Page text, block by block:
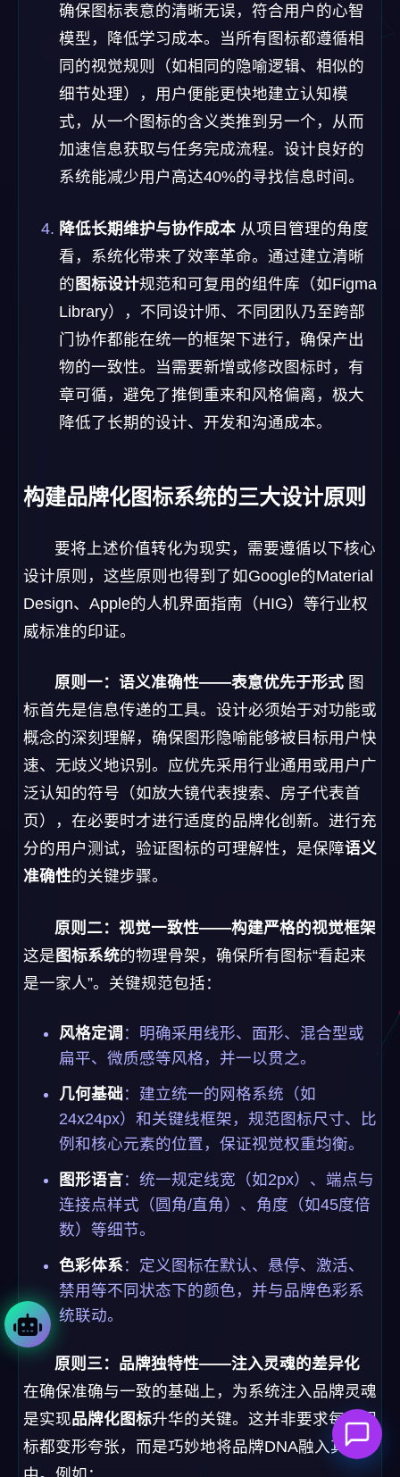
确保图标表意的清晰无误，符合用户的心智
模型，降低学习成本。当所有图标都遵循相
同的视觉规则（如相同的隐喻逻辑、相似的
细节处理），用户便能更快地建立认知模
式，从一个图标的含义类推到另一个，从而
加速信息获取与任务完成流程。设计良好的
系统能减少用户高达40%的寻找信息时间。
降低长期维护与协作成本 从项目管理的角度
看，系统化带来了效率革命。通过建立清晰
的 图标设计规范和可复用的组件库（如Figma
Library），不同设计师、不同团队乃至跨部
门协作都能在统一的框架下进行，确保产出
物的一致性。当需要新增或修改图标时，有
章可循，避免了推倒重来和风格偏离，极大
降低了长期的设计、开发和沟通成本。
构建品牌化图标系统的三大设计原则
要将上述价值转化为现实，需要遵循以下核心
设计原则，这些原则也得到了如Google的Material
Design、Apple的人机界面指南（HIG）等行业权
威标准的印证。
原则一：语义准确性——表意优先于形式 图
标首先是信息传递的工具。设计必须始于对功能或
概念的深刻理解，确保图形隐喻能够被目标用户快
速、无歧义地识别。应优先采用行业通用或用户广
泛认知的符号（如放大镜代表搜索、房子代表首
页），在必要时才进行适度的品牌化创新。进行充
分的用户测试，验证图标的可理解性，是保障语义
准确性的关键步骤。
原则二：视觉一致性——构建严格的视觉框架
这是 图标系统的物理骨架，确保所有图标“看起来
是一家人”。关键规范包括：
风格定调 ：明确采用线形、面形、混合型或
扁平、微质感等风格，并一以贯之。
几何基础 ：建立统一的网格系统（如
24x24px）和关键线框架，规范图标尺寸、比
例和核心元素的位置，保证视觉权重均衡。
图形语言：统一规定线宽（如2px）、端点与
连接点样式（圆角/直角）、角度（如45度倍
数）等细节。
色彩体系 ：定义图标在默认、悬停、激活、
禁用等不同状态下的颜色，并与品牌色彩系
统联动。
原则三：品牌独特性——注入灵魂的差异化
在确保准确与一致的基础上，为系统注入品牌灵魂
是实现品牌化图标升华的关键。这并非要求每个图
标都变形夸张，而是巧妙地将品牌DNA融入其